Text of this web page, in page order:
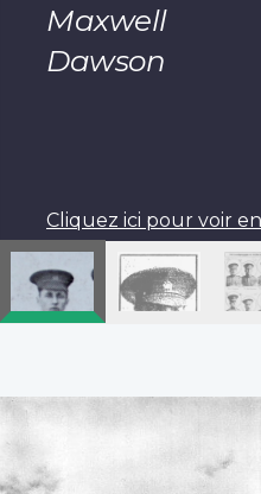
Maxwell
Dawson
Cliquez ici pour voir